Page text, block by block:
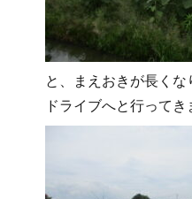
と、まえおきが長く
ドライブへと行ってき